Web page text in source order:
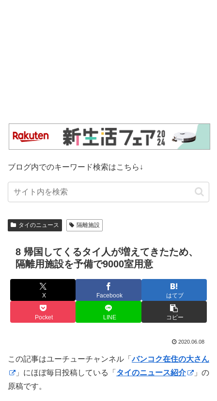
ブログ内でのキーワード検索はこちら↓
タイのニュース 隔離施設
8 帰国してくるタイ人が増えてきたため、
隔離用施設を予備で9000室用意
X Facebook はてブ
Pocket LINE コピー
2020.06.08
この記事はユーチューチャンネル「バンコク在住の大さん
」にほぼ毎日投稿している「 タイのニュース紹介
」の
原稿です。